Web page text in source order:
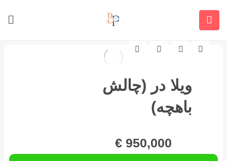
ویلا در (چالش
باهچه)
950,000
€